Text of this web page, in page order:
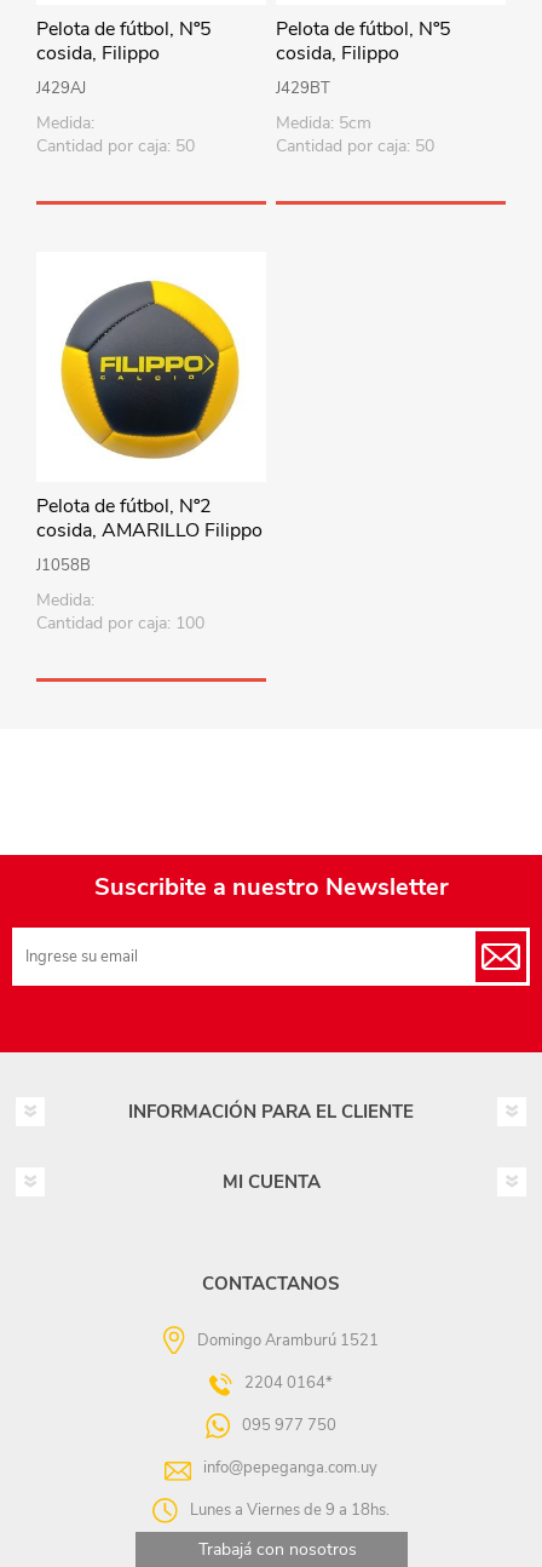
Pelota de fútbol, Nº5
cosida, Filippo
J429AJ
Medida:
Cantidad por caja: 50
Pelota de fútbol, Nº5
cosida, Filippo
J429BT
Medida: 5cm
Cantidad por caja: 50
Pelota de fútbol, Nº2
cosida, AMARILLO Filippo
J1058B
Medida:
Cantidad por caja: 100
Suscribite a nuestro Newsletter
INFORMACIÓN PARA EL CLIENTE
MI CUENTA
CONTACTANOS
Domingo Aramburú 1521
2204 0164*
095 977 750
info@pepeganga.com.uy
Lunes a Viernes de 9 a 18hs.
Trabajá con nosotros